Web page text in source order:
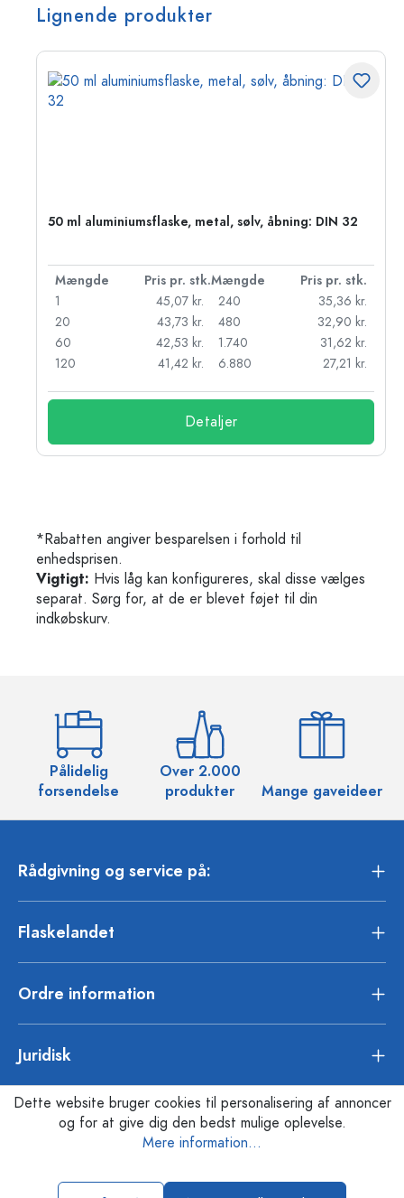
Lignende produkter
50 ml aluminiumsflaske, metal, sølv, åbning: DIN 32
Mængde Pris pr. stk.Mængde
Pris pr. stk.
1
45,07 kr.
20
43,73 kr.
60
42,53 kr.
120
41,42 kr.
240
35,36 kr.
480
32,90 kr.
1.740
31,62 kr.
6.880
27,21 kr.
Detaljer
*Rabatten angiver besparelsen i forhold til
enhedsprisen.
Vigtigt: Hvis låg kan konfigureres, skal disse vælges
separat. Sørg for, at de er blevet føjet til din
indkøbskurv.
Pålidelig
forsendelse
Over 2.000
produkter
Mange gaveideer
Rådgivning og service på:
Flaskelandet
Ordre information
Juridisk
Dette website bruger cookies til personalisering af annoncer
og for at give dig den bedst mulige oplevelse.
Mere information...